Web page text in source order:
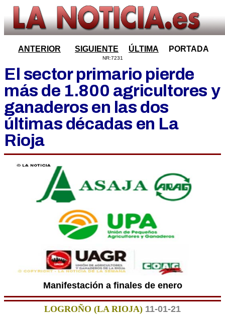
ANTERIOR SIGUIENTE ÚLTIMA PORTADA
NR:7231
El sector primario pierde
más de 1.800 agricultores y
ganaderos en las dos
últimas décadas en La
Rioja
Manifestación a finales de enero
LOGROÑO (LA RIOJA) 11-01-21